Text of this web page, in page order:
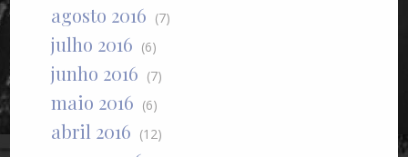
agosto 2016 (7)
julho 2016 (6)
junho 2016 (7)
maio 2016 (6)
abril 2016 (12)